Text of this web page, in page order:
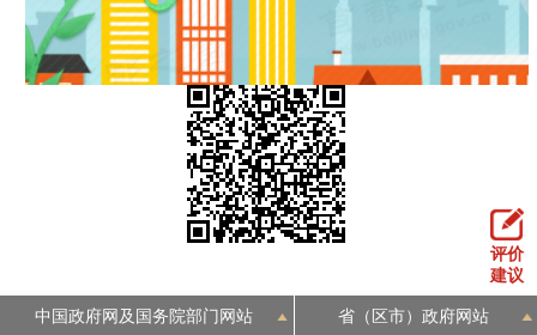
评价
建议
中国政府网及国务院部门网站 省（区市）政府网站